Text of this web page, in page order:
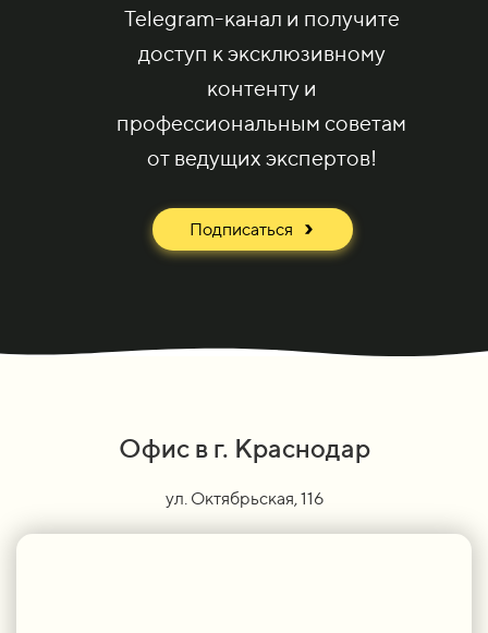
Telegram-канал и получите
доступ к эксклюзивному
контенту и
профессиональным советам
от ведущих экспертов!
Подписаться
Офис в г. Краснодар
ул. Октябрьская, 116